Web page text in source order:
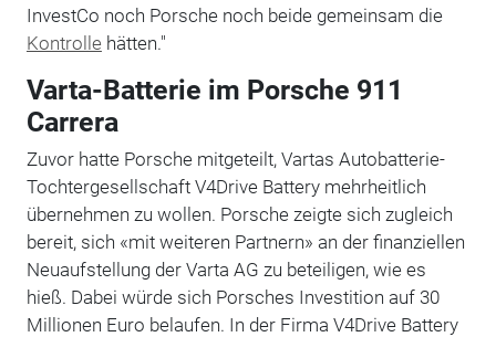
InvestCo noch Porsche noch beide gemeinsam die
Kontrolle hätten."
Varta-Batterie im Porsche 911
Carrera
Zuvor hatte Porsche mitgeteilt, Vartas Autobatterie-
Tochtergesellschaft V4Drive Battery mehrheitlich
übernehmen zu wollen. Porsche zeigte sich zugleich
bereit, sich «mit weiteren Partnern» an der finanziellen
Neuaufstellung der Varta AG zu beteiligen, wie es
hieß. Dabei würde sich Porsches Investition auf 30
Millionen Euro belaufen. In der Firma V4Drive Battery